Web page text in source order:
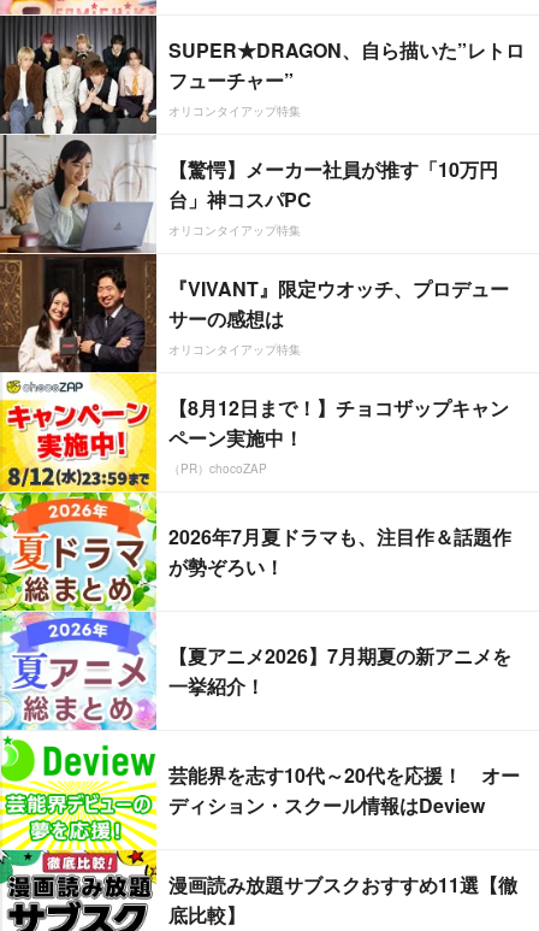
SUPER★DRAGON、自ら描いた”レトロ
フューチャー”
オリコンタイアップ特集
【驚愕】メーカー社員が推す「10万円
台」神コスパPC
オリコンタイアップ特集
『VIVANT』限定ウオッチ、プロデュー
サーの感想は
オリコンタイアップ特集
【8月12日まで！】チョコザップキャン
ペーン実施中！
（PR）chocoZAP
2026年7月夏ドラマも、注目作＆話題作
が勢ぞろい！
【夏アニメ2026】7月期夏の新アニメを
一挙紹介！
芸能界を志す10代～20代を応援！ オー
ディション・スクール情報はDeview
漫画読み放題サブスクおすすめ11選【徹
底比較】